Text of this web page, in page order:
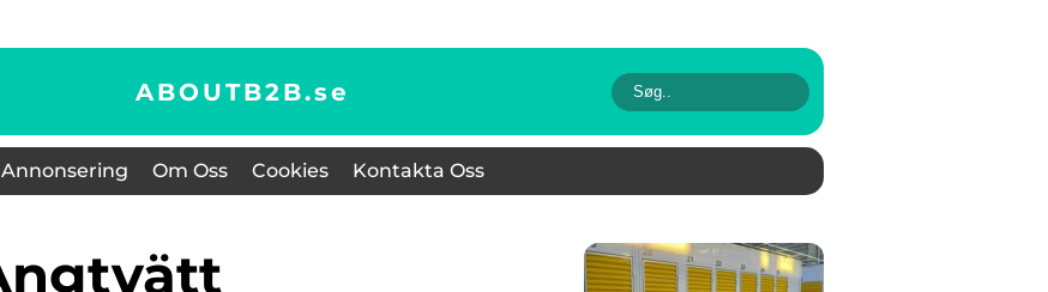
ABOUTB2B.se
Annonsering Om Oss Cookies Kontakta Oss
ångtvätt